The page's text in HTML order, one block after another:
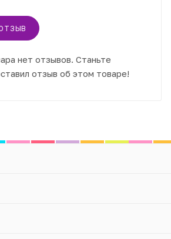
нет отзывов. Станьте
отзыв об этом товаре!